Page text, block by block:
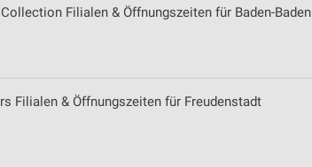
Filialen & Öffnungszeiten für Baden-Baden
Filialen & Öffnungszeiten für Freudenstadt